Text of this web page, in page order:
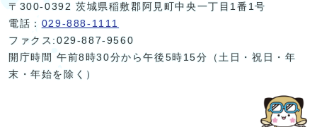
〒300-0392 茨城県稲敷郡阿見町中央一丁目1番1号
電話： 029-888-1111
ファクス:029-887-9560
開庁時間 午前8時30分から午後5時15分（土日・祝日・年
末・年始を除く）